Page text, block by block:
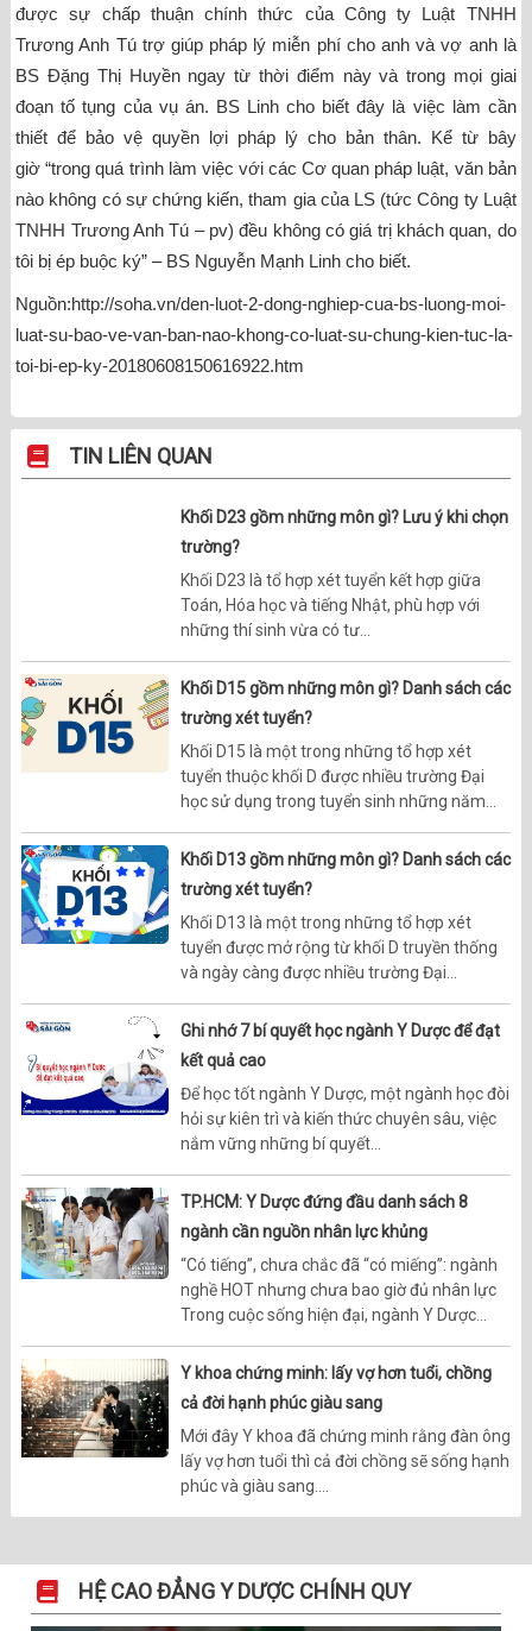
được sự chấp thuận chính thức của Công ty Luật TNHH
Trương Anh Tú trợ giúp pháp lý miễn phí cho anh và vợ anh là
BS Đặng Thị Huyền ngay từ thời điểm này và trong mọi giai
đoạn tố tụng của vụ án. BS Linh cho biết đây là việc làm cần
thiết để bảo vệ quyền lợi pháp lý cho bản thân. Kể từ bây
giờ “trong quá trình làm việc với các Cơ quan pháp luật, văn bản
nào không có sự chứng kiến, tham gia của LS (tức Công ty Luật
TNHH Trương Anh Tú – pv) đều không có giá trị khách quan, do
tôi bị ép buộc ký” – BS Nguyễn Mạnh Linh cho biết.
Nguồn:http://soha.vn/den-luot-2-dong-nghiep-cua-bs-luong-moi-
luat-su-bao-ve-van-ban-nao-khong-co-luat-su-chung-kien-tuc-la-
toi-bi-ep-ky-20180608150616922.htm
TIN LIÊN QUAN
Khối D23 gồm những môn gì? Lưu ý khi chọn
trường?
Khối D23 là tổ hợp xét tuyển kết hợp giữa
Toán, Hóa học và tiếng Nhật, phù hợp với
những thí sinh vừa có tư...
Khối D15 gồm những môn gì? Danh sách các
trường xét tuyển?
Khối D15 là một trong những tổ hợp xét
tuyển thuộc khối D được nhiều trường Đại
học sử dụng trong tuyển sinh những năm...
Khối D13 gồm những môn gì? Danh sách các
trường xét tuyển?
Khối D13 là một trong những tổ hợp xét
tuyển được mở rộng từ khối D truyền thống
và ngày càng được nhiều trường Đại...
Ghi nhớ 7 bí quyết học ngành Y Dược để đạt
kết quả cao
Để học tốt ngành Y Dược, một ngành học đòi
hỏi sự kiên trì và kiến thức chuyên sâu, việc
nắm vững những bí quyết...
TP.HCM: Y Dược đứng đầu danh sách 8
ngành cần nguồn nhân lực khủng
“Có tiếng”, chưa chắc đã “có miếng”: ngành
nghề HOT nhưng chưa bao giờ đủ nhân lực
Trong cuộc sống hiện đại, ngành Y Dược...
Y khoa chứng minh: lấy vợ hơn tuổi, chồng
cả đời hạnh phúc giàu sang
Mới đây Y khoa đã chứng minh rằng đàn ông
lấy vợ hơn tuổi thì cả đời chồng sẽ sống hạnh
phúc và giàu sang....
HỆ CAO ĐẲNG Y DƯỢC CHÍNH QUY